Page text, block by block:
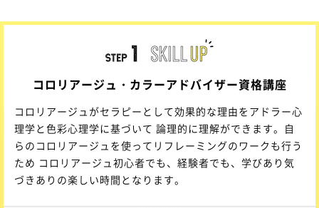
コロリアージュ・カラーアドバイザー資格講座
コロリアージュがセラピーとして効果的な理由をアドラー心
理学と色彩心理学に基づいて 論理的に理解ができます。自
らのコロリアージュを使ってリフレーミングのワークも行う
ため コロリアージュ初心者でも、経験者でも、学びあり気
づきありの楽しい時間となります。